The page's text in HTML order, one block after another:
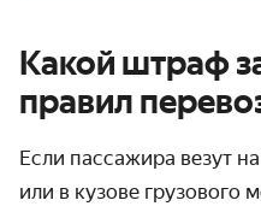
Какой штраф
правил
Если пассажира везут
или в кузове грузового